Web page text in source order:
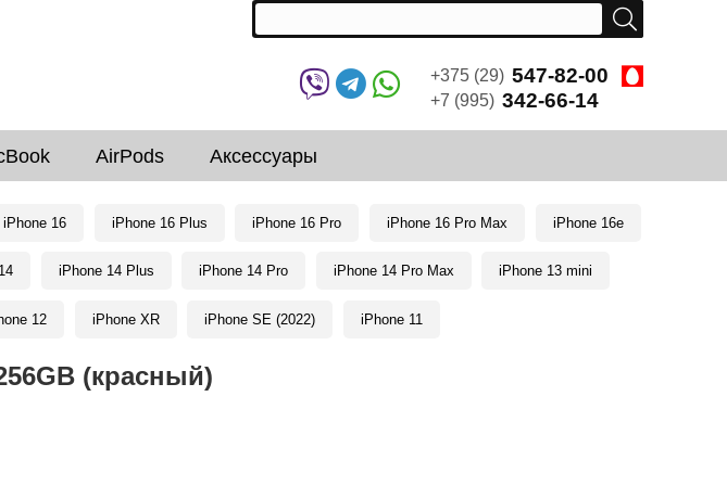
+375 (29) 547-82-00
+7 (995) 342-66-14
AirPods Аксессуары
iPhone 16 iPhone 16 Plus iPhone 16 Pro iPhone 16 Pro Max iPhone 16e
iPhone 14 Plus iPhone 14 Pro iPhone 14 Pro Max iPhone 13 mini
12 iPhone XR iPhone SE (2022) iPhone 11
(красный)